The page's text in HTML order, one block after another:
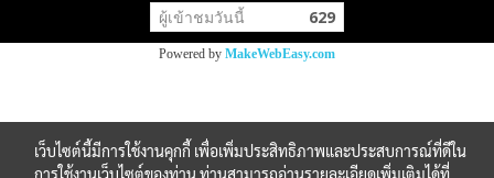
ผู้เข้าชมวันนี้ 629
Powered by MakeWebEasy.com
เว็บไซต์นี้มีการใช้งานคุกกี้ เพื่อเพิ่มประสิทธิภาพและประสบการณ์ที่ดีใน
การใช้งานเว็บไซต์ของท่าน ท่านสามารถอ่านรายละเอียดเพิ่มเติมได้ที่